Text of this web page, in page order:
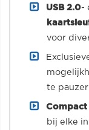
USB 2.0-
voor
te
Compact
bij elke